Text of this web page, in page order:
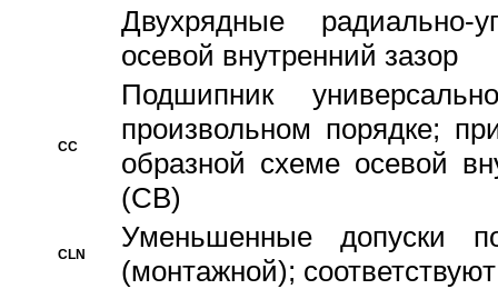
Двухрядные радиально-
осевой внутренний зазор
CC
Подшипник
произвольном порядке;
образной схеме осевой
(CB)
CLN
Уменьшенные
(монтажной);